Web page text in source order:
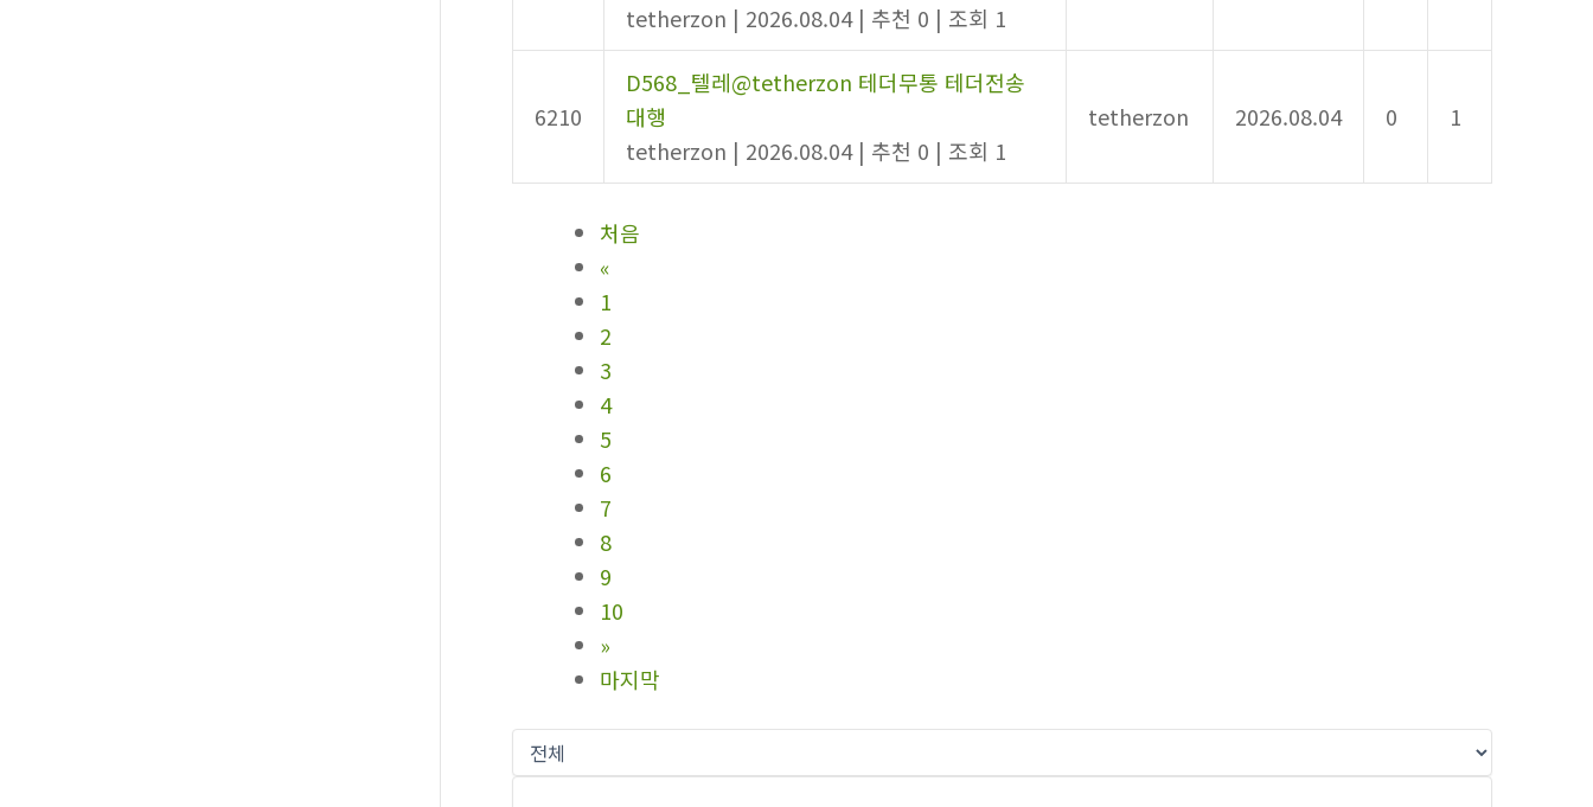
tetherzon | 2026.08.04 | 추천 0 | 조회 1
6210
D568_텔레@tetherzon 테더무통 테더전송
대행
tetherzon | 2026.08.04 | 추천 0 | 조회 1
tetherzon 2026.08.04 0 1
처음
«
1
2
3
4
5
6
7
8
9
10
»
마지막